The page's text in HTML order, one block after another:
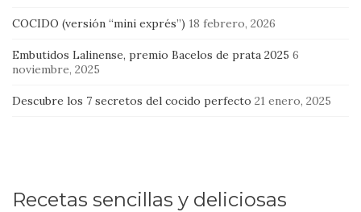
COCIDO (versión “mini exprés”) 18 febrero, 2026
Embutidos Lalinense, premio Bacelos de prata 2025 6
noviembre, 2025
Descubre los 7 secretos del cocido perfecto 21 enero, 2025
Recetas sencillas y deliciosas